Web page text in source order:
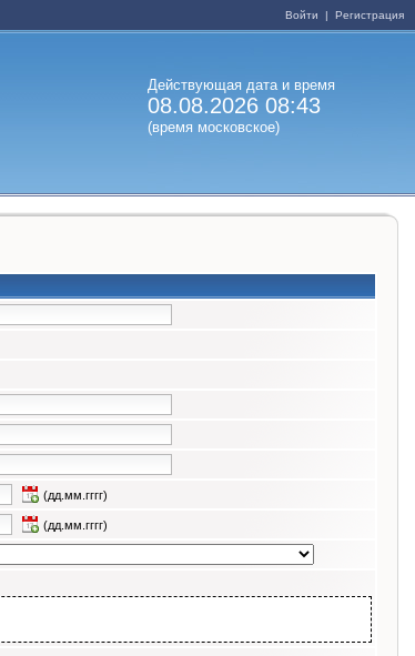
Войти | Регистрация
Действующая дата и время
08.08.2026 08:43
(время московское)
(дд.мм.гггг)
(дд.мм.гггг)